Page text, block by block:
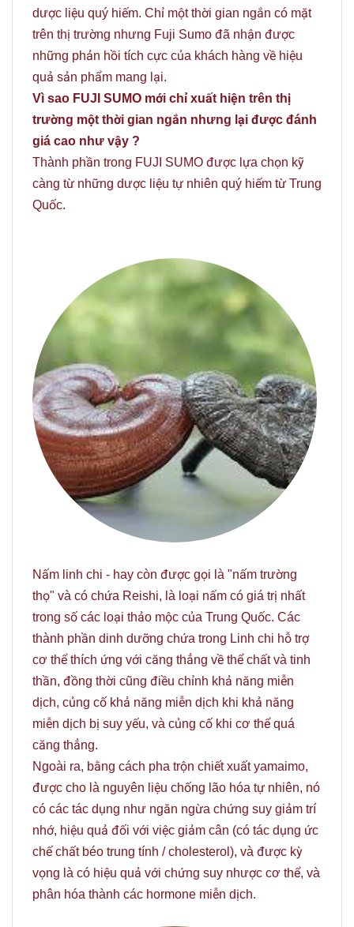
dược liệu quý hiếm. Chỉ một thời gian ngắn có mặt
trên thị trường nhưng Fuji Sumo đã nhận được
những phản hồi tích cực của khách hàng về hiệu
quả sản phẩm mang lại.
Vì sao FUJI SUMO mới chỉ xuất hiện trên thị
trường một thời gian ngắn nhưng lại được đánh
giá cao như vậy ?
Thành phần trong FUJI SUMO được lựa chọn kỹ
càng từ những dược liệu tự nhiên quý hiếm từ Trung
Quốc.
Nấm linh chi - hay còn được gọi là "nấm trường
thọ" và có chứa Reishi, là loại nấm có giá trị nhất
trong số các loại thảo mộc của Trung Quốc. Các
thành phần dinh dưỡng chứa trong Linh chi hỗ trợ
cơ thể thích ứng với căng thẳng về thể chất và tinh
thần, đồng thời cũng điều chỉnh khả năng miễn
dịch, củng cố khả năng miễn dịch khi khả năng
miễn dịch bị suy yếu, và củng cố khi cơ thể quá
căng thẳng.
Ngoài ra, bằng cách pha trộn chiết xuất yamaimo,
được cho là nguyên liệu chống lão hóa tự nhiên, nó
có các tác dụng như ngăn ngừa chứng suy giảm trí
nhớ, hiệu quả đối với việc giảm cân (có tác dụng ức
chế chất béo trung tính / cholesterol), và được kỳ
vọng là có hiệu quả với chứng suy nhược cơ thể, và
phân hóa thành các hormone miễn dịch.